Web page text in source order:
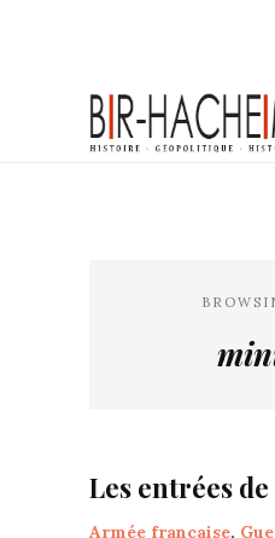
Les entrées
Armée française,